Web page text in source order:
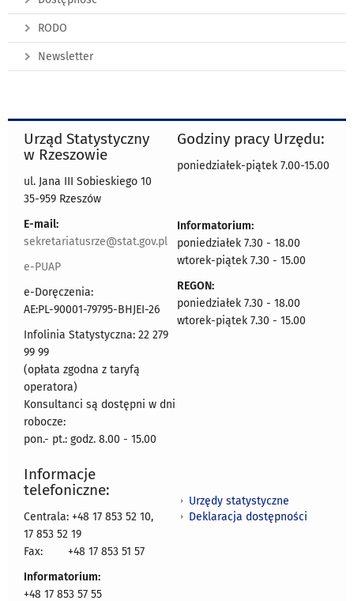
RODO
Newsletter
Urząd Statystyczny
w Rzeszowie
ul. Jana III Sobieskiego 10
35-959 Rzeszów
E-mail:
sekretariatusrze@stat.gov.pl
e-PUAP
e-Doręczenia:
AE:PL-90001-79795-BHJEI-26
Infolinia Statystyczna: 22 279
99 99
(opłata zgodna z taryfą
operatora)
Konsultanci są dostępni w dni
robocze:
pon.- pt.: godz. 8.00 - 15.00
Godziny pracy Urzędu:
poniedziałek-piątek 7.00-15.00
Informatorium:
poniedziałek 7.30 - 18.00
wtorek-piątek 7.30 - 15.00
REGON:
poniedziałek 7.30 - 18.00
wtorek-piątek 7.30 - 15.00
Informacje
telefoniczne:
Centrala: +48 17 853 52 10,
17 853 52 19
Fax:
+48 17 853 51 57
Informatorium:
+48 17 853 57 55
Urzędy statystyczne
Deklaracja dostępności